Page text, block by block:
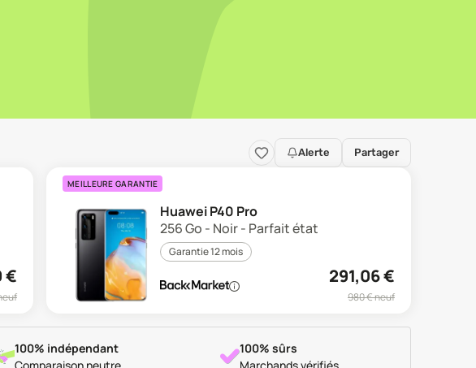
Alerte Partager
€
MEILLEURE GARANTIE
Huawei P40 Pro
256 Go - Noir - Parfait état
Garantie 12 mois
291,06€
980€ neuf
100% indépendant
100% sûrs